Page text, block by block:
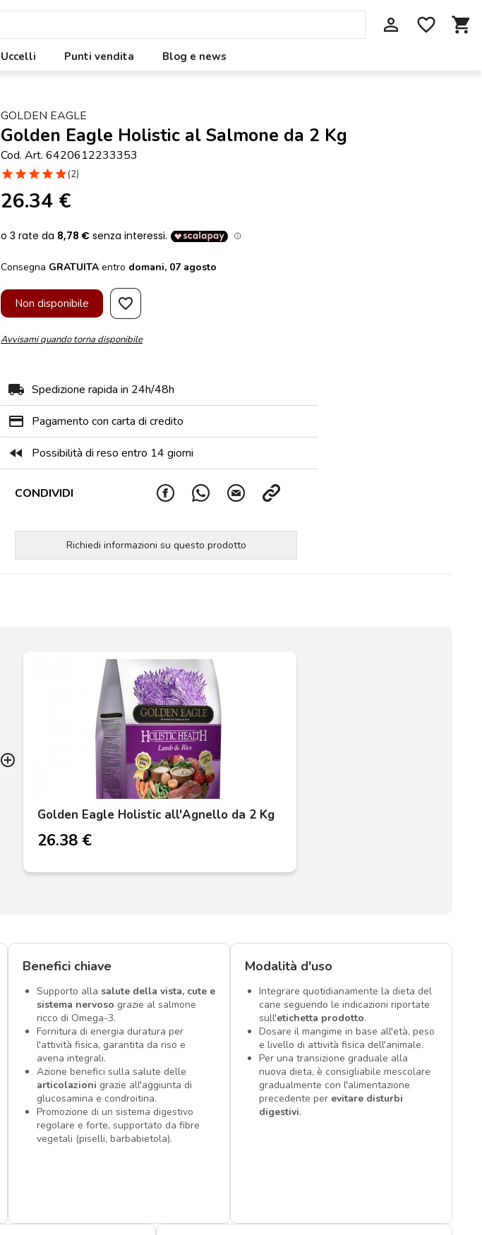
perm_identity favorite_border shopping_cart
Uccelli Punti vendita Blog e news
GOLDEN EAGLE
Golden Eagle Holistic al Salmone da 2 Kg
Cod. Art. 6420612233353
star star star star star(2)
26.34 €
Consegna GRATUITA entro domani, 07 agosto
Non disponibile favorite_border
Avvisami quando torna disponibile
local_shipping Spedizione rapida in 24h/48h
payment Pagamento con carta di credito
fast_rewind Possibilità di reso entro 14 giorni
CONDIVIDI
Richiedi informazioni su questo prodotto
add_circle_outline
Golden Eagle Holistic all'Agnello da 2 Kg
26.38 €
Benefici chiave
Supporto alla salute della vista, cute e
sistema nervoso grazie al salmone
ricco di Omega-3.
Fornitura di energia duratura per
l'attività fisica, garantita da riso e
avena integrali.
Azione benefici sulla salute delle
articolazioni grazie all'aggiunta di
glucosamina e condroitina.
Promozione di un sistema digestivo
regolare e forte, supportato da fibre
vegetali (piselli, barbabietola).
Modalità d'uso
Integrare quotidianamente la dieta del
cane seguendo le indicazioni riportate
sull'etichetta prodotto.
Dosare il mangime in base all'età, peso
e livello di attività fisica dell'animale.
Per una transizione graduale alla
nuova dieta, è consigliabile mescolare
gradualmente con l'alimentazione
precedente per evitare disturbi
digestivi.